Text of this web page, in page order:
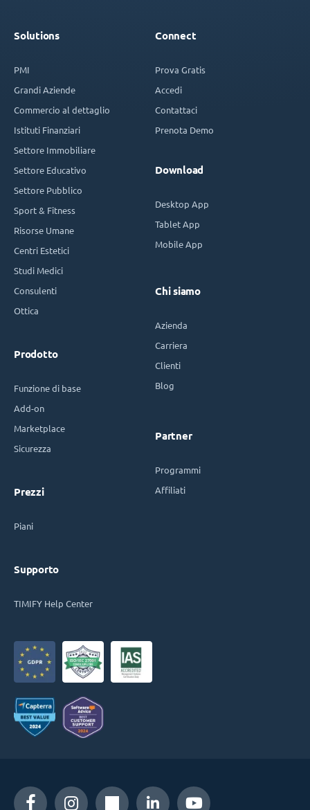
Solutions
PMI
Grandi Aziende
Commercio al dettaglio
Istituti Finanziari
Settore Immobiliare
Settore Educativo
Settore Pubblico
Sport & Fitness
Risorse Umane
Centri Estetici
Studi Medici
Consulenti
Ottica
Prodotto
Funzione di base
Add-on
Marketplace
Sicurezza
Prezzi
Piani
Supporto
TIMIFY Help Center
Connect
Prova Gratis
Accedi
Contattaci
Prenota Demo
Download
Desktop App
Tablet App
Mobile App
Chi siamo
Azienda
Carriera
Clienti
Blog
Partner
Programmi
Affiliati